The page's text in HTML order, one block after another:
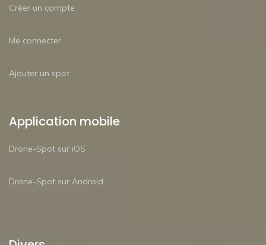
Créer un compte
Me connecter
Ajouter un spot
Application mobile
Drone-Spot sur iOS
Drone-Spot sur Android